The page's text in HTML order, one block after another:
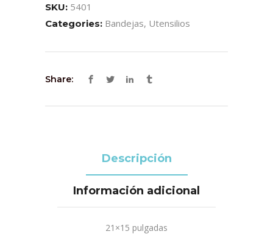
SKU: 5401
Categories: Bandejas, Utensilios
Share:
Descripción
Información adicional
21×15 pulgadas